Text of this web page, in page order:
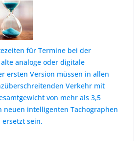
für Termine bei der
analoge oder digitale
ersten Version müssen in allen
Verkehr mit
von mehr als 3,5
neuen intelligenten Tachographen
sein.